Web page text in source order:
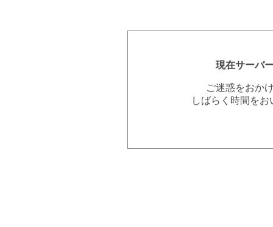
現在サーバ
ご迷惑をおか
しばらく時間を